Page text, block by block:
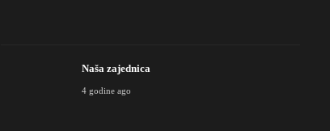
Naša zajednica
4 godine ago